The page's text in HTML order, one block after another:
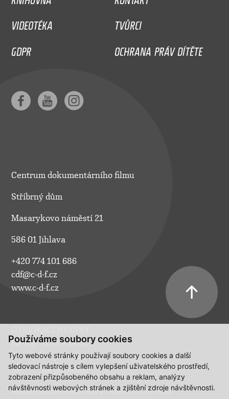
Používáme soubory cookies
Tyto webové stránky používají soubory cookies a další
sledovací nástroje s cílem vylepšení uživatelského prostředí,
zobrazení přizpůsobeného obsahu a reklam, analýzy
návštěvnosti webových stránek a zjištění zdroje návštěvnosti.
VIDEOTÉKA
TVŮRCI
GDPR
OCHRANA PRÁV DÍTĚTE
Centrum dokumentárního filmu
Stříbrný dům
Masarykovo náměstí 21
586 01 Jihlava
+420 774 101 686
cdf@c-d-f.cz
www.c-d-f.cz
Po–Pá:
10.00–18.00
So:
na požádání
Ne:
na požádání
Polední pauza ve všední dny a v sobotu 13:00 - 14:00.